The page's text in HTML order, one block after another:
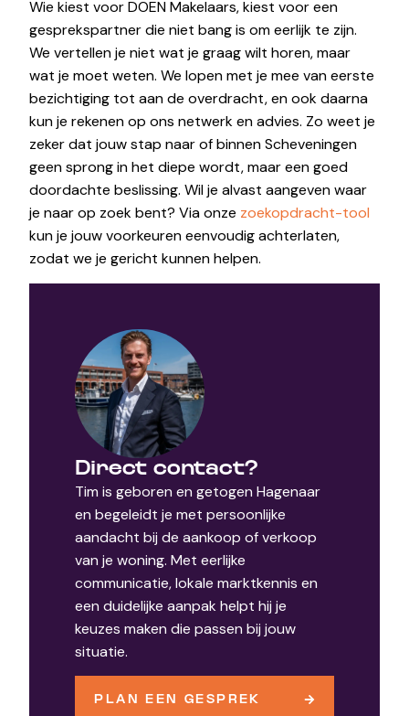
Wie kiest voor DOEN Makelaars, kiest voor een
gesprekspartner die niet bang is om eerlijk te zijn.
We vertellen je niet wat je graag wilt horen, maar
wat je moet weten. We lopen met je mee van eerste
bezichtiging tot aan de overdracht, en ook daarna
kun je rekenen op ons netwerk en advies. Zo weet je
zeker dat jouw stap naar of binnen Scheveningen
geen sprong in het diepe wordt, maar een goed
doordachte beslissing. Wil je alvast aangeven waar
je naar op zoek bent? Via onze zoekopdracht-tool
kun je jouw voorkeuren eenvoudig achterlaten,
zodat we je gericht kunnen helpen.
Direct contact?
Tim is geboren en getogen Hagenaar
en begeleidt je met persoonlijke
aandacht bij de aankoop of verkoop
van je woning. Met eerlijke
communicatie, lokale marktkennis en
een duidelijke aanpak helpt hij je
keuzes maken die passen bij jouw
situatie.
PLAN EEN GESPREK